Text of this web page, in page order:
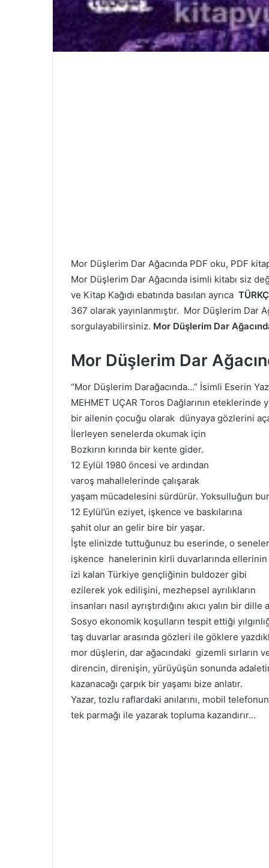
Mor Düşlerim Dar Ağacında PDF oku, PDF
Mor Düşlerim Dar Ağacında isimli kitabı siz
ve Kitap Kağıdı ebatında basılan ayrıca
367 olarak yayınlanmıştır. Mor Düşlerim Dar
sorgulayabilirsiniz. Mor Düşlerim Dar
Mor Düşlerim Dar
“Mor Düşlerim Darağacında…” İsimli Eserin
MEHMET UÇAR Toros Dağlarının eteklerinde
bir ailenin çocuğu olarak dünyaya gözlerini
İlerleyen senelerda okumak için
Bozkırın kırında bir kente gider.
12 Eylül 1980 öncesi ve ardından
varoş mahallelerinde çalışarak
yaşam mücadelesini sürdürür. Yoksulluğun
12 Eylül’ün eziyet, işkence ve baskılarına
şahit olur an gelir bire bir yaşar.
İşte elinizde tuttuğunuz bu eserinde, o
işkence hanelerinin kirli duvarlarında ellerinin
izi kalan Türkiye gençliğinin buldozer gibi
ezilerek yok edilişini, mezhepsel ayrılıkların
insanları nasıl ayrıştırdığını akıcı yalın bir dille
Sosyo ekonomik koşulların tespit ettiği
taş duvarlar arasında gözleri ile göklere
mor düşlerin, dar ağacındaki gizemli sırların
direncin, direnişin, yürüyüşün sonunda
kazanacağı çarpık bir yaşamı bize anlatır.
Yazar, tozlu raflardaki anılarını, mobil
tek parmağı ile yazarak topluma kazandırır…